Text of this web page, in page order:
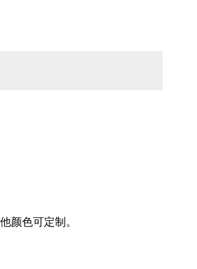
颜色可定制。